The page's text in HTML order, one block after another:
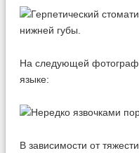
На следующей
языке:
В зависимости от